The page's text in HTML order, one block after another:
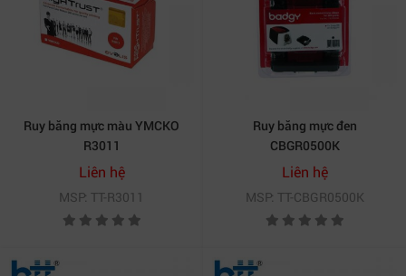
Ruy băng mực màu YMCKO
R3011
Liên hệ
MSP: TT-R3011
Ruy băng mực đen
CBGR0500K
Liên hệ
MSP: TT-CBGR0500K